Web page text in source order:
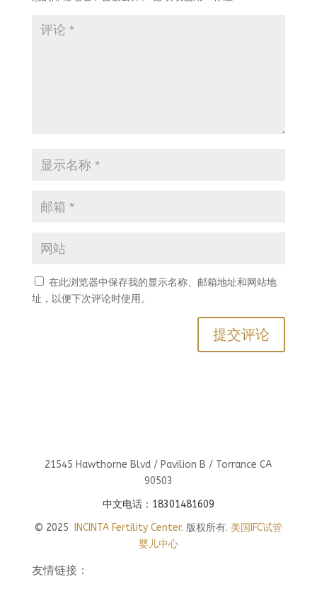
在此浏览器中保存我的显示名称、邮箱地址和网站地
址，以便下次评论时使用。
21545 Hawthorne Blvd / Pavilion B / Torrance CA
90503
中文电话：18301481609
© 2025
INCINTA Fertility Center. 版权所有. 美国IFC试管
婴儿中心
友情链接：